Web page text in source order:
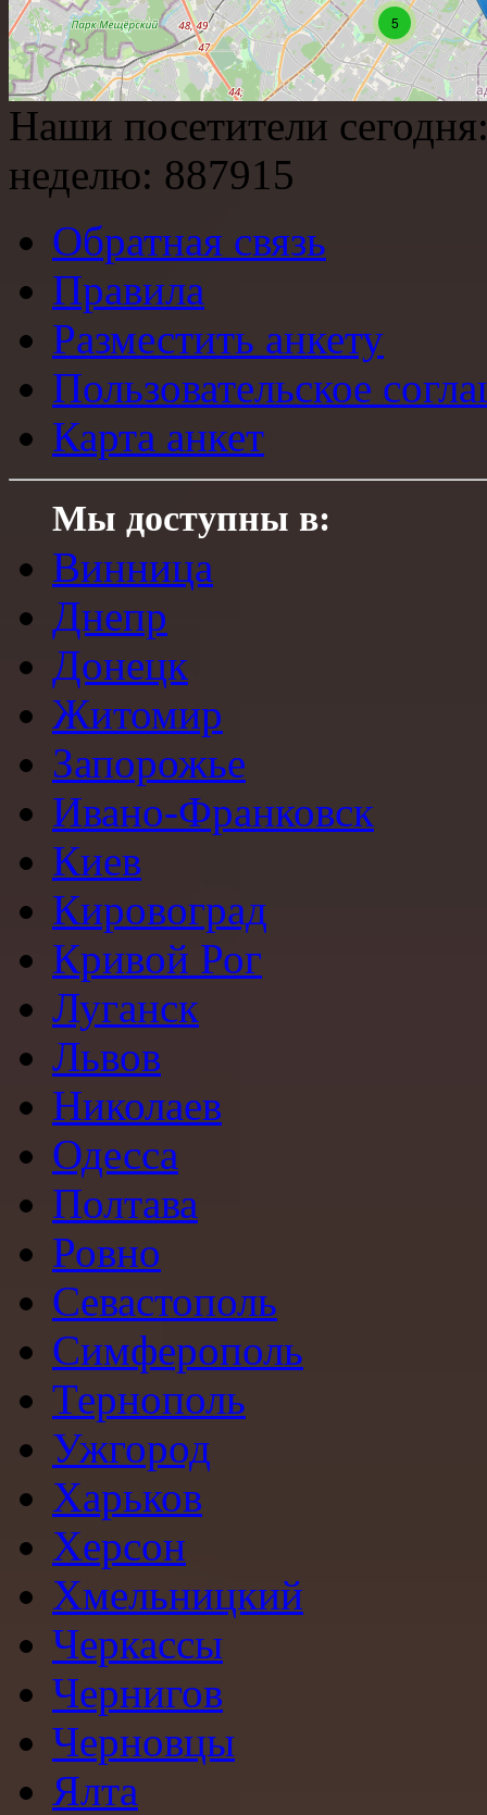
5
Наши посетители
неделю: 887915
Обратная связь
Правила
Разместить анкету
Пользовательское
Карта анкет
Мы доступны в:
Винница
Днепр
Донецк
Житомир
Запорожье
Ивано-Франковск
Киев
Кировоград
Кривой Рог
Луганск
Львов
Николаев
Одесса
Полтава
Ровно
Севастополь
Симферополь
Тернополь
Ужгород
Харьков
Херсон
Хмельницкий
Черкассы
Чернигов
Черновцы
Ялта